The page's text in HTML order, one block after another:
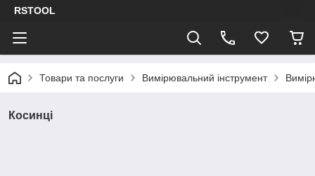
RSTOOL
Товари та послуги Вимірювальний інструмент
Косинці